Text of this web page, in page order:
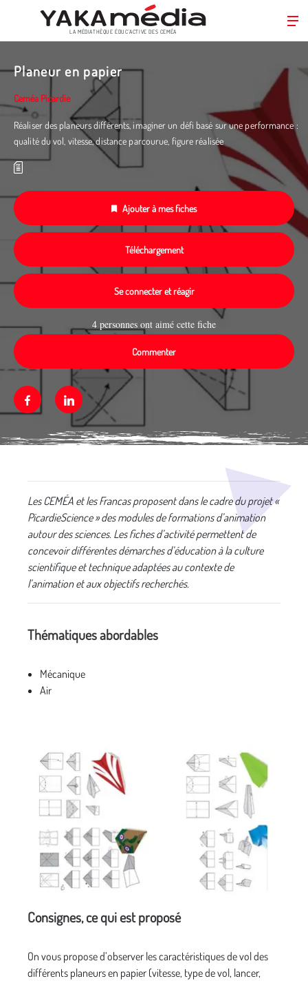
au
principal
LA MÉDIATHÈQUE ÉDUC’ACTIVE DES CEMÉA
Planeur en papier
Ceméa Picardie
Réaliser des planeurs différents, imaginer un défi basé sur une performance :
qualité du vol, vitesse, distance parcourue, figure réalisée
Ajouter à mes fiches
Téléchargement
Se connecter et réagir
4 personnes ont aimé cette fiche
Commenter
FacebookLinkedin
Les CEMÉA et les Francas proposent dans le cadre du projet «
PicardieScience » des modules de formations d’animation
autour des sciences. Les fiches d’activité permettent de
concevoir différentes démarches d’éducation à la culture
scientifique et technique adaptées au contexte de
l’animation et aux objectifs recherchés.
Thématiques abordables
Mécanique
Air
Consignes, ce qui est proposé
On vous propose d’observer les caractéristiques de vol des
différents planeurs en papier (vitesse, type de vol, lancer,